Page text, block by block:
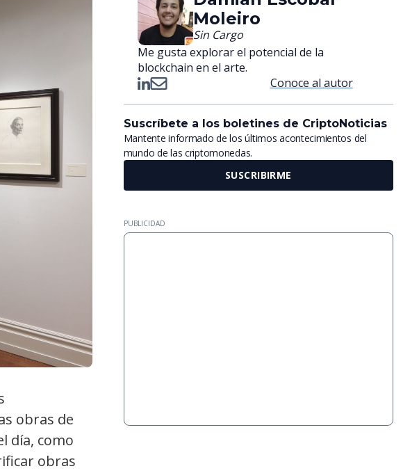
obras de
día, como
obras
Moleiro
Sin Cargo
Me gusta explorar el potencial de la
blockchain en el arte.
Conoce al autor
Suscríbete a los boletines de CriptoNoticias
Mantente informado de los últimos acontecimientos del
mundo de las criptomonedas.
SUSCRIBIRME
PUBLICIDAD